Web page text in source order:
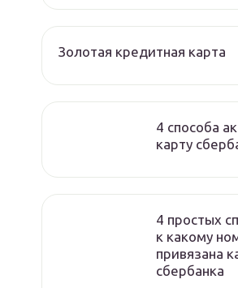
Золотая кредитная карта
4 способа
карту
4 простых
к какому
привязана
сбербанка